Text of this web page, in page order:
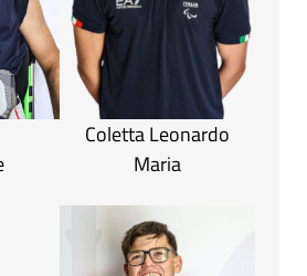
Coletta Leonardo
Maria